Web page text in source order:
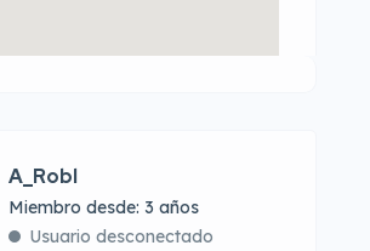
A_Robl
Miembro desde: 3 años
Usuario desconectado